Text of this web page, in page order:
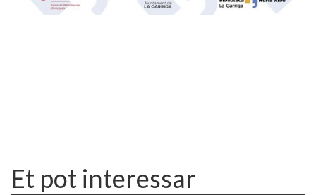
Et pot interessar